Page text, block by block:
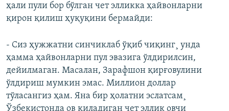
ҳали пули бор бўлган чет элликка ҳайвонларни
қирон қилиш ҳуқуқини бермайди:
- Сиз ҳужжатни синчиклаб ўқиб чиқинг¸ унда
ҳамма ҳайвонларни пул эвазига ўлдирилсин,
дейилмаган. Масалан, Зарафшон қирғовулини
ўлдириш мумкин эмас. Миллион доллар
тўласангиз ҳам. Яна бир ҳолатни эслатсам¸
Ўзбекистонда ов қиладиган чет эллик овчи